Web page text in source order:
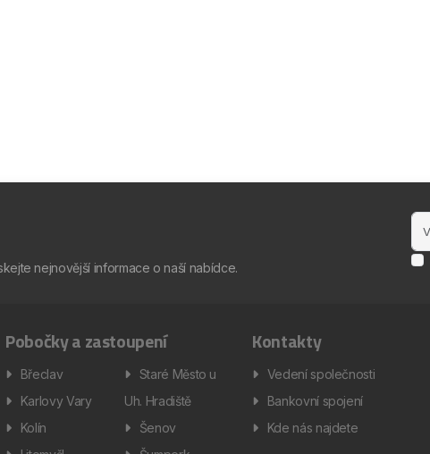
nejnovější informace o naší nabídce.
Pobočky a zastoupení
Břeclav
Karlovy Vary
Kolín
Staré Město u
Uh. Hradiště
Šenov
Kontakty
Vedení společnosti
Bankovní spojení
Kde nás najdete